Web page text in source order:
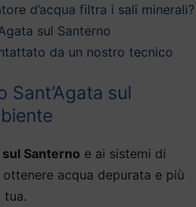
d’acqua filtra i sali minerali?
sul Santerno
da un nostro tecnico
sul
sul Santerno e ai sistemi di
ottenere acqua depurata e più
tua.